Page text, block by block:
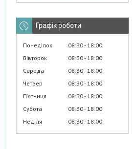
Графік роботи
Понеділок 08:30 18:00
Вівторок
08:30 18:00
Середа
08:30 18:00
Четвер
08:30 18:00
Пʼятниця
08:30 18:00
Субота
08:30 18:00
Неділя
08:30 18:00